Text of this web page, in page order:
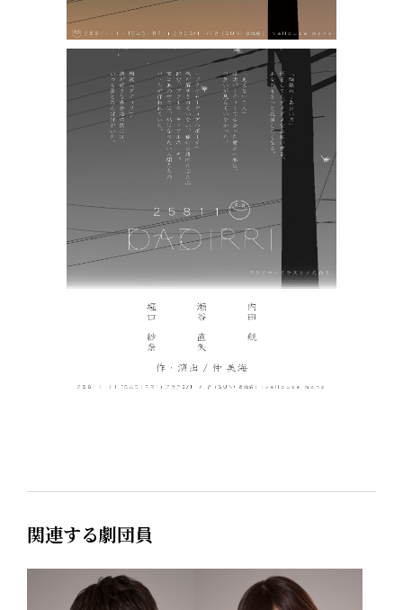
関連する劇団員